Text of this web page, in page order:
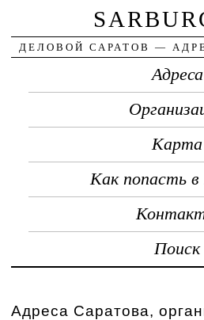
ДЕЛОВОЙ САРАТОВ —
Адреса
Карта
Как попасть в
Поиск
Адреса Саратова,